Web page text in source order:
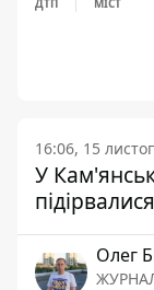
ДТП МІСТ
16:06, 15
У
Олег